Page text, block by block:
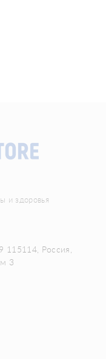
и здоровья
Россия,
3